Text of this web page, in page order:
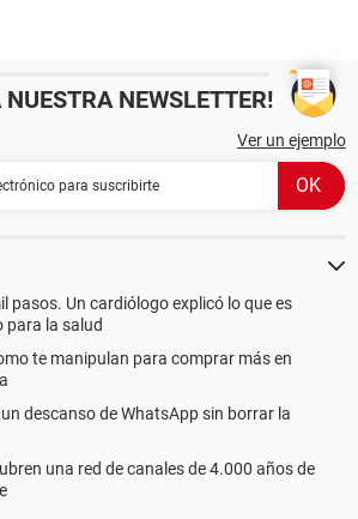
NUESTRA NEWSLETTER!
Ver un ejemplo
pasos. Un cardiólogo explicó lo que es
para la salud
te manipulan para comprar más en
descanso de WhatsApp sin borrar la
una red de canales de 4.000 años de